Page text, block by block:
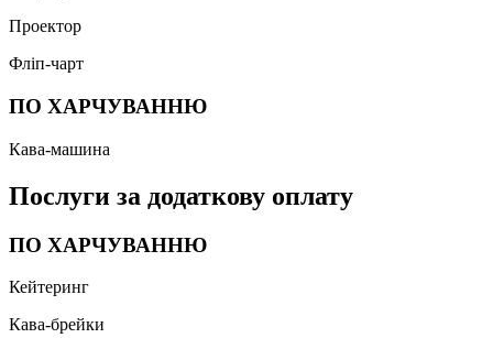
Проектор
Фліп-чарт
ПО ХАРЧУВАННЮ
Кава-машина
Послуги за додаткову оплату
ПО ХАРЧУВАННЮ
Кейтеринг
Кава-брейки